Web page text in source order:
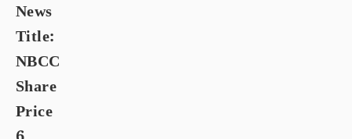
News
Title:
NBCC
Share
Price